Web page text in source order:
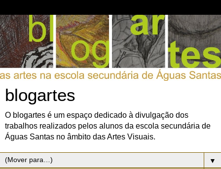
blogartes
O blogartes é um espaço dedicado à divulgação dos
trabalhos realizados pelos alunos da escola secundária de
Águas Santas no âmbito das Artes Visuais.
▼